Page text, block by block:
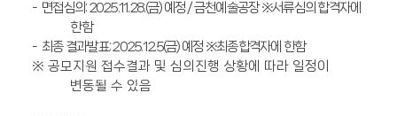
- 면접심의: 2025.11.28.(금) 예정 /금천예술공장※서류심의 합격자에
한함
- 최종 결과발표: 2025.12.5(금) 예정※최종합격자에 한함
※ 공모지원 접수결과 및 심의진행 상황에 따라 일정이
변동될 수 있음